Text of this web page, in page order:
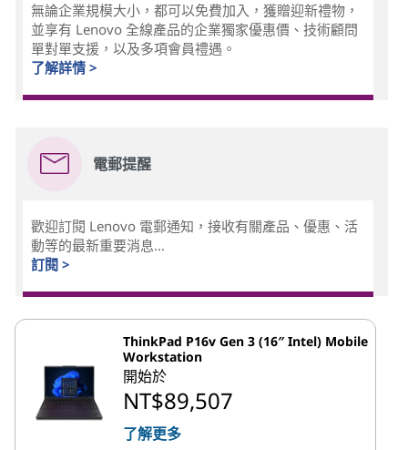
無論企業規模大小，都可以免費加入，獲贈迎新禮物，
並享有 Lenovo 全線產品的企業獨家優惠價、技術顧問
單對單支援，以及多項會員禮遇。
了解詳情 >
電郵提醒
歡迎訂閱 Lenovo 電郵通知，接收有關產品、優惠、活
動等的最新重要消息...
訂閱 >
ThinkPad P16v Gen 3 (16″ Intel) Mobile
Workstation
開始於
NT$89,507
了解更多